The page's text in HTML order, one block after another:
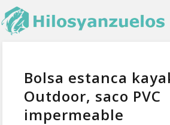
Bolsa estanca
Outdoor, saco PVC
impermeable